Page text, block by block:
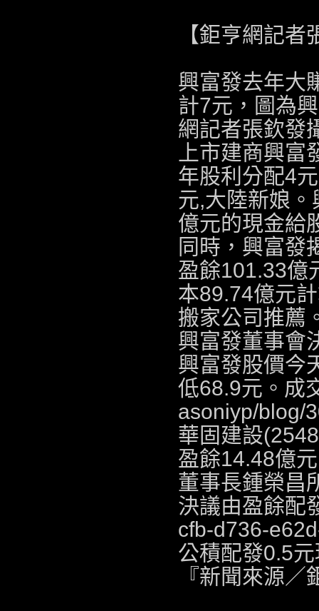
【鉅亨網記
興富發去年大
計7元，圖為
網記者張欽發
上市建商興
年股利分配4
元,大陸新娘
億元的現金給
同時，興富發
盈餘101.33億
本89.74億元
搬家公司推薦
興富發董事會
興富發股價今
低68.9元。成
asoniyp/blog/
華固建設
盈餘14.48億
董事長鍾榮昌
決議由盈餘配
cfb-d736-
公積配發0.5
『新聞來源／